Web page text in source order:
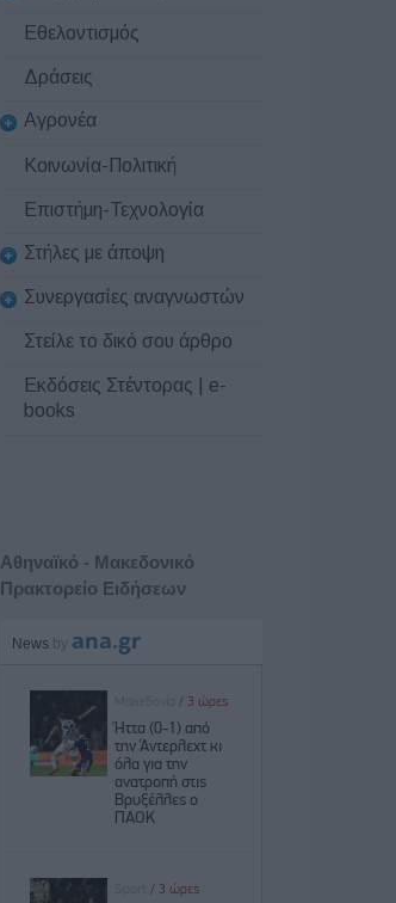
Εθελοντισμός
Δράσεις
Αγρονέα
Κοινωνία-Πολιτική
Επιστήμη-Τεχνολογία
Στήλες με άποψη
Συνεργασίες αναγνωστών
Στείλε το δικό σου άρθρο
Εκδόσεις Στέντορας | e-
books
Αθηναϊκό - Μακεδονικό
Πρακτορείο Ειδήσεων